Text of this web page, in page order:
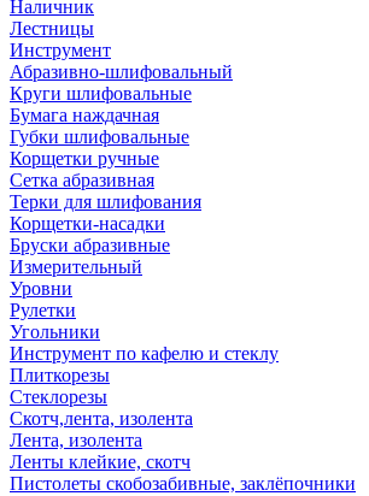
Наличник
Лестницы
Инструмент
Абразивно-шлифовальный
Круги шлифовальные
Бумага наждачная
Губки шлифовальные
Корщетки ручные
Сетка абразивная
Терки для шлифования
Корщетки-насадки
Бруски абразивные
Измерительный
Уровни
Рулетки
Угольники
Инструмент по кафелю и стеклу
Плиткорезы
Стеклорезы
Скотч,лента, изолента
Лента, изолента
Ленты клейкие, скотч
Пистолеты скобозабивные, заклёпочники